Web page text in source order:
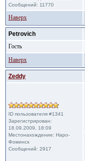
Сообщений: 11770
Наверх
Petrovich
Гость
Наверх
Zeddy
ID пользователя #1341
Зарегистрирован:
18.09.2009, 18:09
Местонахождение: Наро-
Фоминск
Сообщений: 2917